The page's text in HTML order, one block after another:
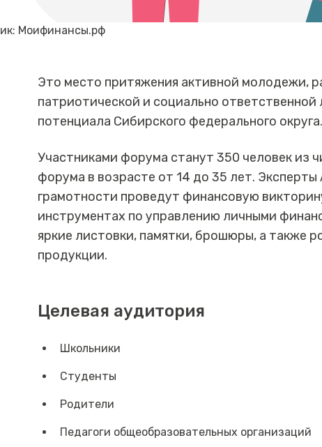
Моифинансы.рф
Это место притяжения активной молодежи,
патриотической и социально
потенциала Сибирского федерального округа.
Участниками форума станут 350 человек
форума в возрасте от 14 до 35 лет.
грамотности проведут финансовую
инструментах по управлению личными
яркие листовки, памятки, брошюры, а также
продукции.
Целевая аудитория
Школьники
Студенты
Родители
Педагоги общеобразовательных организаций